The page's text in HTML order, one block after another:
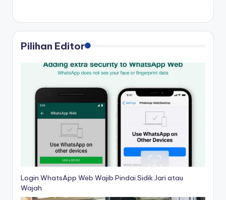
Pilihan Editor
Login WhatsApp Web Wajib Pindai Sidik Jari atau
Wajah